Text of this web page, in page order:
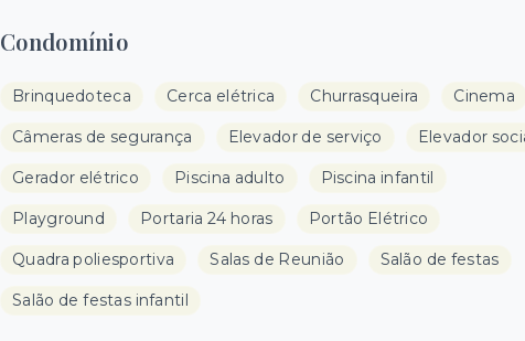
Condomínio
Brinquedoteca Cerca elétrica Churrasqueira Cinema
Câmeras de segurança Elevador de serviço Elevador
Gerador elétrico Piscina adulto Piscina infantil
Playground Portaria 24 horas Portão Elétrico
Quadra poliesportiva Salas de Reunião Salão de festas
Salão de festas infantil